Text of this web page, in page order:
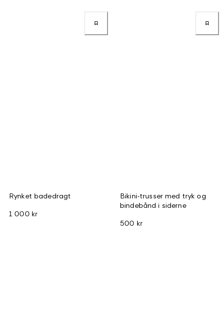
Rynket badedragt
1 000 kr
Bikini-trusser med tryk og
bindebånd i siderne
500 kr